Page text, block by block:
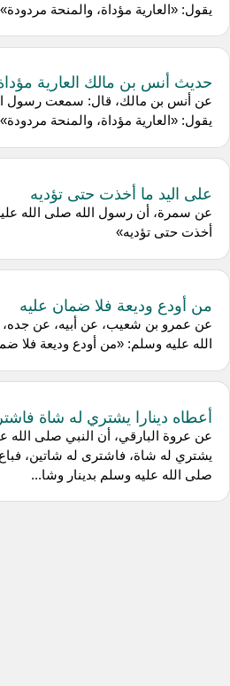
يقول: «العارية مؤداة، والمنحة مردودة»
حديث أنس بن مالك العارية
عن أنس بن مالك، قال: سمعت رسول
يقول: «العارية مؤداة، والمنحة مردودة»
على اليد ما أخذت حتى تؤديه
عن سمرة، أن رسول الله صلى الله
أخذت حتى تؤديه»
من أودع وديعة فلا ضمان عليه
عن عمرو بن شعيب، عن أبيه، عن
الله عليه وسلم: «من أودع وديعة فلا
أعطاه دينارا يشتري له شاة
عن عروة البارقي، أن النبي صلى الله
يشتري له شاة، فاشترى له شاتين، فباع
صلى الله عليه وسلم بدينار وشا...